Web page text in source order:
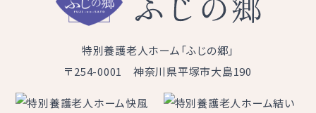
特別養護老人ホーム「ふじの郷」
〒254-0001 神奈川県平塚市大島190